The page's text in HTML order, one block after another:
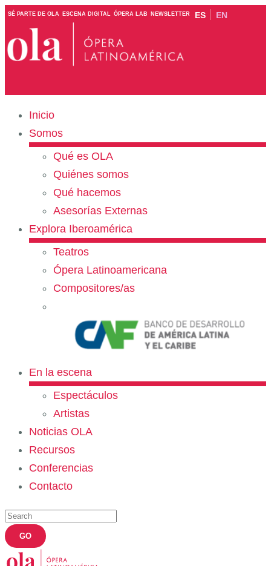
SÉ PARTE DE OLA ESCENA DIGITAL ÓPERA LAB NEWSLETTER ES EN
Inicio
Somos
Qué es OLA
Quiénes somos
Qué hacemos
Asesorías Externas
Explora Iberoamérica
Teatros
Ópera Latinoamericana
Compositores/as
En la escena
Espectáculos
Artistas
Noticias OLA
Recursos
Conferencias
Contacto